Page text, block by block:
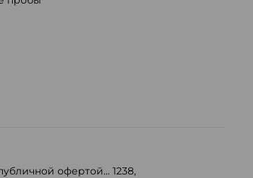
офертой... 1238,